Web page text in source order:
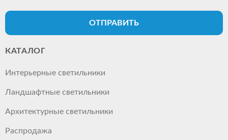
ОТПРАВИТЬ
КАТАЛОГ
Интерьерные светильники
Ландшафтные светильники
Архитектурные светильники
Распродажа